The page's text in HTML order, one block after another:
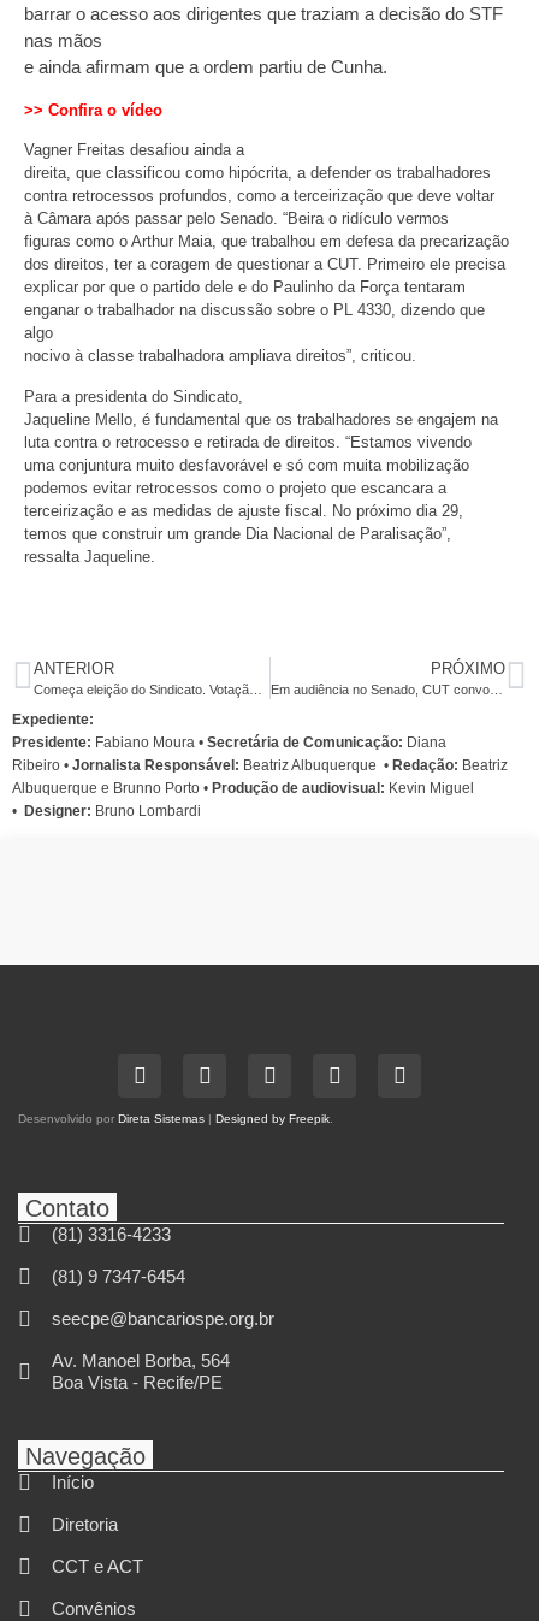
barrar o acesso aos dirigentes que traziam a decisão do STF
nas mãos
e ainda afirmam que a ordem partiu de Cunha.
>> Confira o vídeo
Vagner Freitas desafiou ainda a
direita, que classificou como hipócrita, a defender os trabalhadores
contra retrocessos profundos, como a terceirização que deve voltar
à Câmara após passar pelo Senado. “Beira o ridículo vermos
figuras como o Arthur Maia, que trabalhou em defesa da precarização
dos direitos, ter a coragem de questionar a CUT. Primeiro ele precisa
explicar por que o partido dele e do Paulinho da Força tentaram
enganar o trabalhador na discussão sobre o PL 4330, dizendo que
algo
nocivo à classe trabalhadora ampliava direitos”, criticou.
Para a presidenta do Sindicato,
Jaqueline Mello, é fundamental que os trabalhadores se engajem na
luta contra o retrocesso e retirada de direitos. “Estamos vivendo
uma conjuntura muito desfavorável e só com muita mobilização
podemos evitar retrocessos como o projeto que escancara a
terceirização e as medidas de ajuste fiscal. No próximo dia 29,
temos que construir um grande Dia Nacional de Paralisação”,
ressalta Jaqueline.
ANTERIOR PRÓXIMO
Em audiência no Senado, CUT convoca para dia 29
Expediente:
Presidente: Fabiano Moura • Secretária de Comunicação: Diana
Ribeiro • Jornalista Responsável: Beatriz Albuquerque • Redação: Beatriz
Albuquerque e Brunno Porto • Produção de audiovisual: Kevin Miguel
• Designer: Bruno Lombardi
Desenvolvido por Direta Sistemas | Designed by Freepik.
Contato
(81) 3316-4233
(81) 9 7347-6454
seecpe@bancariospe.org.br
Av. Manoel Borba, 564
Boa Vista - Recife/PE
Navegação
Início
Diretoria
CCT e ACT
Convênios